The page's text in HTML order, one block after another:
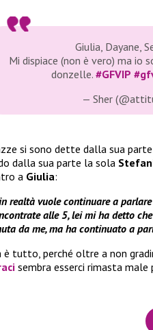
Giulia, Dayane,
Mi dispiace (non è vero) ma io
donzelle. #GFVIP
— Sher
si sono dette dalla sua
dalla sua parte la sola
a Giulia:
realtà vuole continuare a
alle 5, lei mi ha detto
da me, ma ha continuato a
è tutto, perché oltre a non
sembra esserci rimasta male